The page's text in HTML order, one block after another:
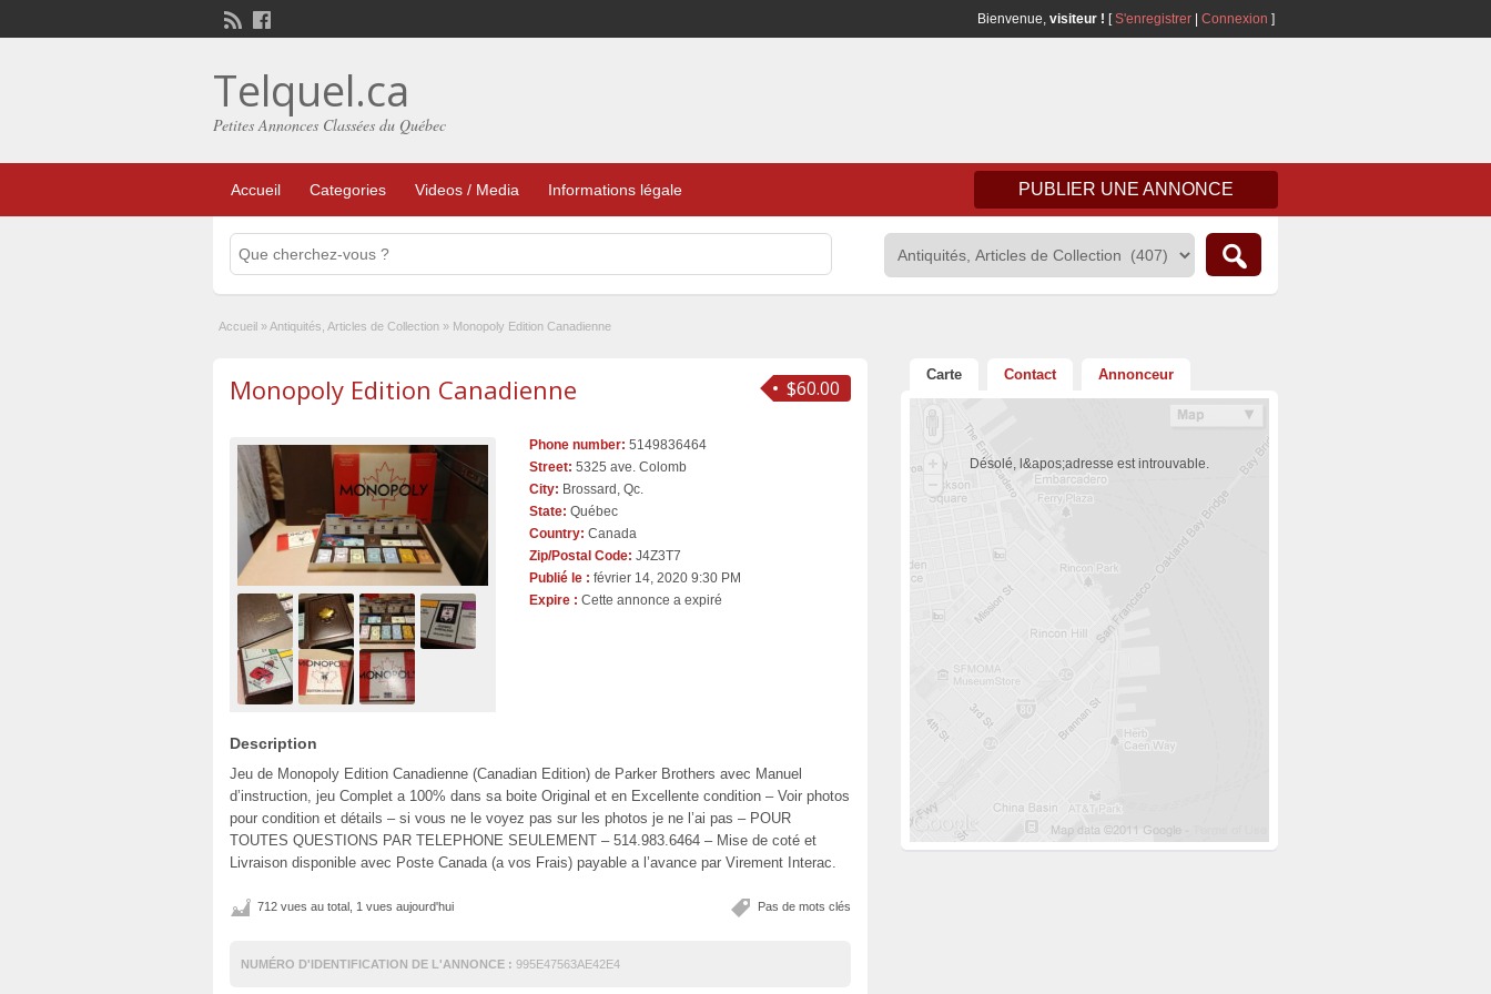
Bienvenue, visiteur ! [S'enregistrer Connexion ]
Telquel.ca
Petites Annonces Classées du Québec
Accueil Categories Videos / Media Informations légale PUBLIER UNE ANNONCE
Accueil »Antiquités, Articles de Collection » Monopoly Edition Canadienne
$60.00
Monopoly Edition Canadienne
Phone number: 5149836464
Street: 5325 ave. Colomb
City: Brossard, Qc.
State: Québec
Country: Canada
Zip/Postal Code: J4Z3T7
Publié le : février 14, 2020 9:30 PM
Expire : Cette annonce a expiré
Description
Jeu de Monopoly Edition Canadienne (Canadian Edition) de Parker Brothers avec Manuel
d’instruction, jeu Complet a 100% dans sa boite Original et en Excellente condition – Voir photos
pour condition et détails – si vous ne le voyez pas sur les photos je ne l’ai pas – POUR
TOUTES QUESTIONS PAR TELEPHONE SEULEMENT – 514.983.6464 – Mise de coté et
Livraison disponible avec Poste Canada (a vos Frais) payable a l’avance par Virement Interac.
Pas de mots clés
712 vues au total, 1 vues aujourd'hui
NUMÉRO D'IDENTIFICATION DE L'ANNONCE : 995E47563AE42E4
Carte Contact Annonceur
Désolé, l&apos;adresse est introuvable.